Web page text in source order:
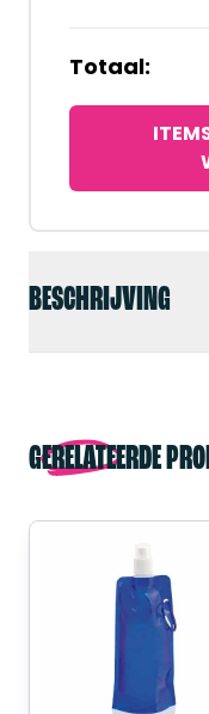
BESCHRIJVING
Totaal:
GERELATEERDE